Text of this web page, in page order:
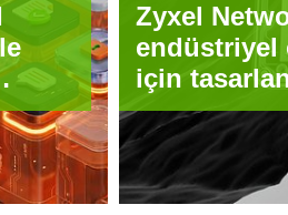
Zyxel
endüstriyel
için
WiFi 7
piyasaya
duyurdu